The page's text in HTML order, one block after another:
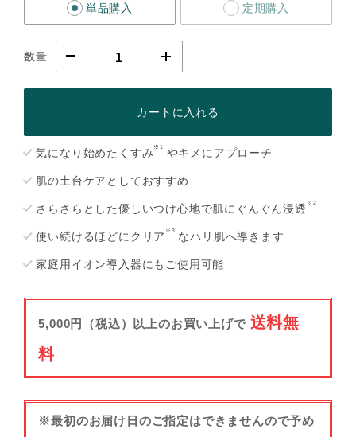
単品購入 定期購入
数量
カートに入れる
気になり始めたくすみ ※1 やキメにアプローチ
肌の土台ケアとしておすすめ
さらさらとした優しいつけ心地で肌にぐんぐん浸透 ※2
使い続けるほどにクリア ※3 なハリ肌へ導きます
家庭用イオン導入器にもご使用可能
5,000円（税込）以上のお買い上げで 送料無
料
※最初のお届け日のご指定はできませんので予め